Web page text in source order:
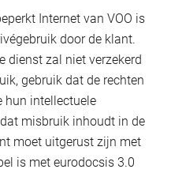
Internet van VOO is
door de klant.
dienst zal niet verzekerd
gebruik dat de rechten
hun intellectuele
misbruik inhoudt in de
moet uitgerust zijn met
is met eurodocsis 3.0